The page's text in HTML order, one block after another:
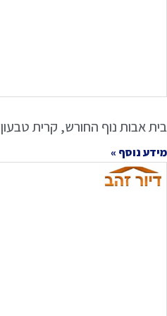
בית אבות נוף החורש, קרית טבעון
מידע נוסף »